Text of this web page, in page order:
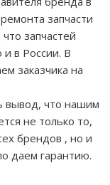
запчасти
запчастей
и в России. В
заказчика на
вывод, что нашим
не только то,
брендов , но и
даем гарантию.